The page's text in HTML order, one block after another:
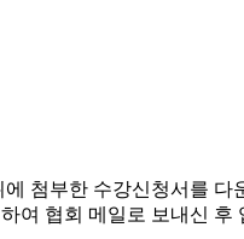
첨부한 수강신청서를 다
일로 보내신 후 입